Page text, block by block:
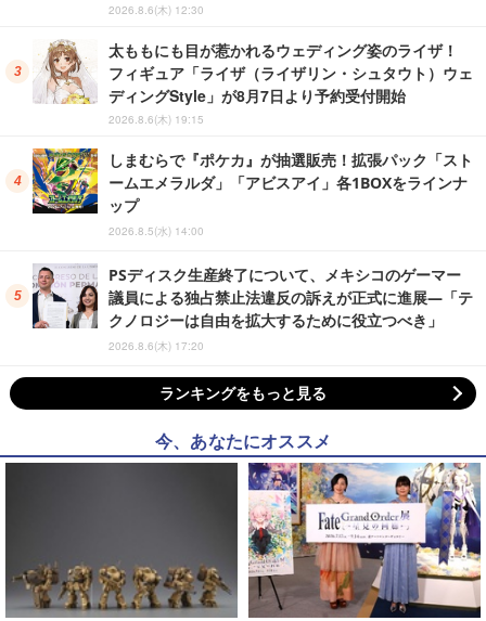
2026.8.6(木) 12:30
太ももにも目が惹かれるウェディング姿のライザ！
フィギュア「ライザ（ライザリン・シュタウト）ウェ
ディングStyle」が8月7日より予約受付開始
2026.8.6(木) 19:15
しまむらで『ポケカ』が抽選販売！拡張パック「スト
ームエメラルダ」「アビスアイ」各1BOXをラインナ
ップ
2026.8.5(水) 14:00
PSディスク生産終了について、メキシコのゲーマー
議員による独占禁止法違反の訴えが正式に進展―「テ
クノロジーは自由を拡大するために役立つべき」
2026.8.6(木) 17:20
ランキングをもっと見る
今、あなたにオススメ